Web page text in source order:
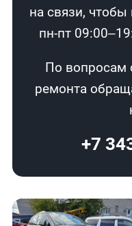
на связи,
пн-пт
По вопросам
ремонта
+7